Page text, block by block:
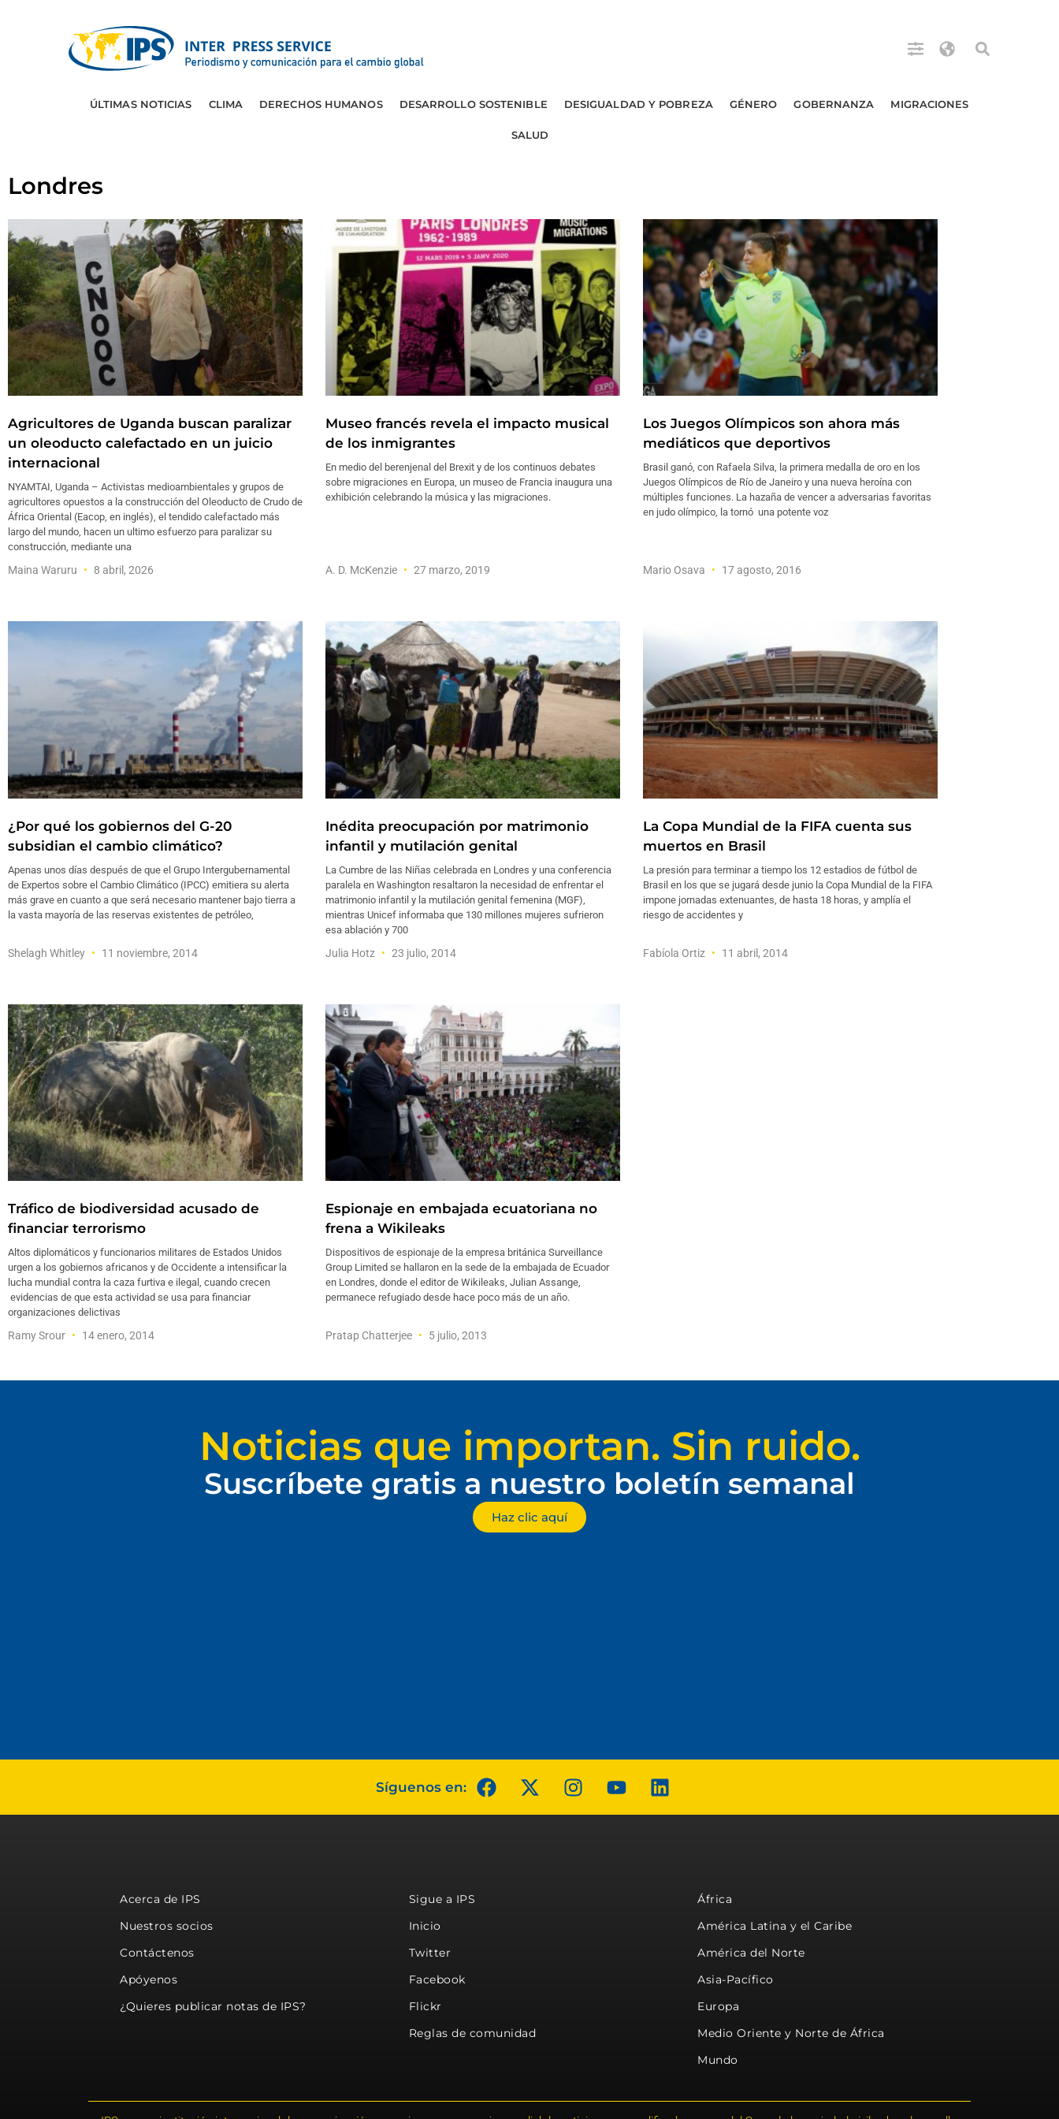
ÚLTIMAS NOTICIAS CLIMA DERECHOS HUMANOS DESARROLLO SOSTENIBLE DESIGUALDAD Y POBREZA GÉNERO GOBERNANZA MIGRACIONES
SALUD
Londres
Agricultores de Uganda buscan paralizar
un oleoducto calefactado en un juicio
internacional
NYAMTAI, Uganda – Activistas medioambientales y grupos de
agricultores opuestos a la construcción del Oleoducto de Crudo de
África Oriental (Eacop, en inglés), el tendido calefactado más
largo del mundo, hacen un ultimo esfuerzo para paralizar su
construcción, mediante una
Maina Waruru 8 abril, 2026
Museo francés revela el impacto musical
de los inmigrantes
En medio del berenjenal del Brexit y de los continuos debates
sobre migraciones en Europa, un museo de Francia inaugura una
exhibición celebrando la música y las migraciones.
A. D. McKenzie 27 marzo, 2019
Los Juegos Olímpicos son ahora más
mediáticos que deportivos
Brasil ganó, con Rafaela Silva, la primera medalla de oro en los
Juegos Olímpicos de Río de Janeiro y una nueva heroína con
múltiples funciones. La hazaña de vencer a adversarias favoritas
en judo olímpico, la tornó una potente voz
Mario Osava 17 agosto, 2016
¿Por qué los gobiernos del G-20
subsidian el cambio climático?
Apenas unos días después de que el Grupo Intergubernamental
de Expertos sobre el Cambio Climático (IPCC) emitiera su alerta
más grave en cuanto a que será necesario mantener bajo tierra a
la vasta mayoría de las reservas existentes de petróleo,
Shelagh Whitley 11 noviembre, 2014
Inédita preocupación por matrimonio
infantil y mutilación genital
La Cumbre de las Niñas celebrada en Londres y una conferencia
paralela en Washington resaltaron la necesidad de enfrentar el
matrimonio infantil y la mutilación genital femenina (MGF),
mientras Unicef informaba que 130 millones mujeres sufrieron
esa ablación y 700
Julia Hotz 23 julio, 2014
La Copa Mundial de la FIFA cuenta sus
muertos en Brasil
La presión para terminar a tiempo los 12 estadios de fútbol de
Brasil en los que se jugará desde junio la Copa Mundial de la FIFA
impone jornadas extenuantes, de hasta 18 horas, y amplía el
riesgo de accidentes y
Fabíola Ortiz 11 abril, 2014
Tráfico de biodiversidad acusado de
financiar terrorismo
Altos diplomáticos y funcionarios militares de Estados Unidos
urgen a los gobiernos africanos y de Occidente a intensificar la
lucha mundial contra la caza furtiva e ilegal, cuando crecen
evidencias de que esta actividad se usa para financiar
organizaciones delictivas
Ramy Srour 14 enero, 2014
Espionaje en embajada ecuatoriana no
frena a Wikileaks
Dispositivos de espionaje de la empresa británica Surveillance
Group Limited se hallaron en la sede de la embajada de Ecuador
en Londres, donde el editor de Wikileaks, Julian Assange,
permanece refugiado desde hace poco más de un año.
Pratap Chatterjee 5 julio, 2013
Noticias que importan. Sin ruido.
Suscríbete gratis a nuestro boletín semanal
Haz clic aquí
Síguenos en:
Acerca de IPS
Nuestros socios
Contáctenos
Apóyenos
¿Quieres publicar notas de IPS?
Sigue a IPS
Inicio
Twitter
Facebook
Flickr
Reglas de comunidad
África
América Latina y el Caribe
América del Norte
Asia-Pacífico
Europa
Medio Oriente y Norte de África
Mundo